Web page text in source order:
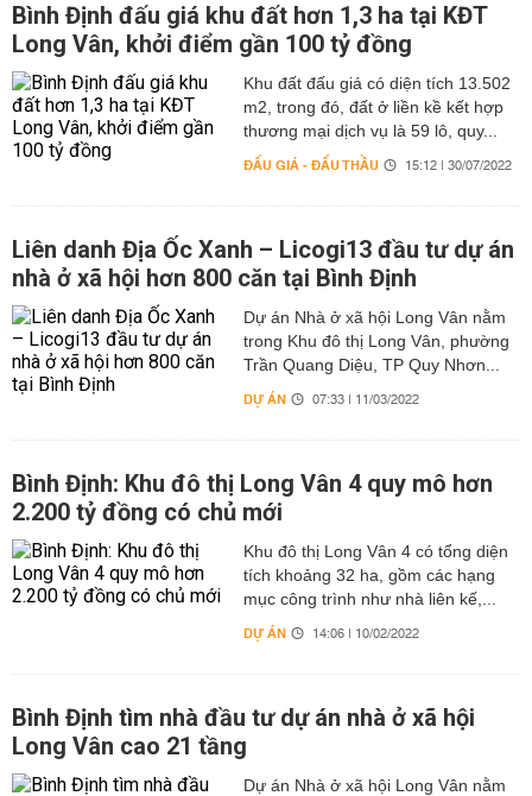
Bình Định đấu giá khu đất hơn 1,3 ha tại KĐT
Long Vân, khởi điểm gần 100 tỷ đồng
Khu đất đấu giá có diện tích 13.502
m2, trong đó, đất ở liền kề kết hợp
thương mại dịch vụ là 59 lô, quy...
ĐẤU GIÁ - ĐẤU THẦU 15:12 | 30/07/2022
Liên danh Địa Ốc Xanh – Licogi13 đầu tư dự án
nhà ở xã hội hơn 800 căn tại Bình Định
Dự án Nhà ở xã hội Long Vân nằm
trong Khu đô thị Long Vân, phường
Trần Quang Diệu, TP Quy Nhơn...
DỰ ÁN 07:33 | 11/03/2022
Bình Định: Khu đô thị Long Vân 4 quy mô hơn
2.200 tỷ đồng có chủ mới
Khu đô thị Long Vân 4 có tổng diện
tích khoảng 32 ha, gồm các hạng
mục công trình như nhà liên kế,...
DỰ ÁN 14:06 | 10/02/2022
Bình Định tìm nhà đầu tư dự án nhà ở xã hội
Long Vân cao 21 tầng
Dự án Nhà ở xã hội Long Vân nằm